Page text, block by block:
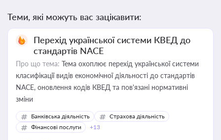
Теми, які можуть вас зацікавити:
Перехід української системи КВЕД до
стандартів NACE
Про що тема: Тема охоплює перехід української системи
класифікації видів економічної діяльності до стандартів
NACE, оновлення кодів КВЕД та пов'язані нормативні
зміни
Банківська діяльність
Страхова діяльність
Фінансові послуги
+13